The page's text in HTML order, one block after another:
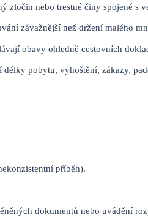
zločin nebo trestné činy spojené s
závažnější než držení malého
obavy ohledně cestovních
pobytu, vyhoštění, zákazy,
příběh).
dokumentů nebo uvádění